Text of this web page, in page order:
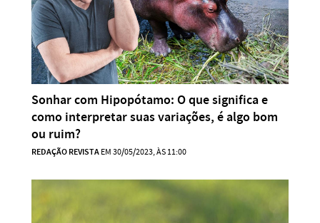
Sonhar com Hipopótamo: O que significa e
como interpretar suas variações, é algo bom
ou ruim?
REDAÇÃO REVISTAEM 30/05/2023, ÀS 11:00